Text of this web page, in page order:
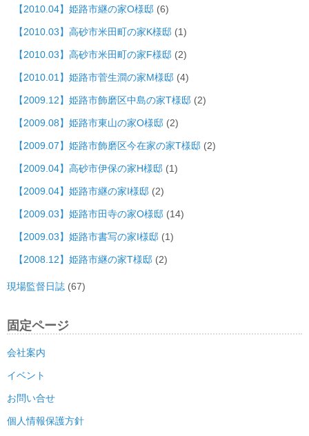
【2010.04】姫路市継の家O様邸 (6)
【2010.03】高砂市米田町の家K様邸 (1)
【2010.03】高砂市米田町の家F様邸 (2)
【2010.01】姫路市菅生澗の家M様邸 (4)
【2009.12】姫路市飾磨区中島の家T様邸 (2)
【2009.08】姫路市東山の家O様邸 (2)
【2009.07】姫路市飾磨区今在家の家T様邸 (2)
【2009.04】高砂市伊保の家H様邸 (1)
【2009.04】姫路市継の家I様邸 (2)
【2009.03】姫路市田寺の家O様邸 (14)
【2009.03】姫路市書写の家I様邸 (1)
【2008.12】姫路市継の家T様邸 (2)
現場監督日誌 (67)
固定ページ
会社案内
イベント
お問い合せ
個人情報保護方針